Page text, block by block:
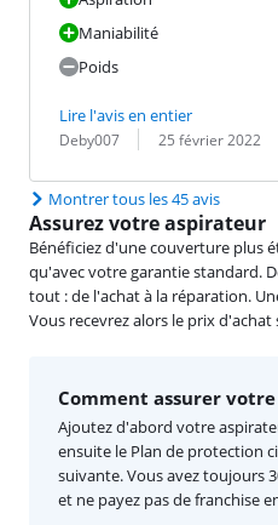
Maniabilité
Poids
Lire l'avis en entier
Évaluation par :
Deby007
Date : 25 février 2022
Montrer tous les 45 avis
Assurez votre aspirateur
Bénéficiez d'une couverture plus
qu'avec votre garantie standard.
tout : de l'achat à la réparation.
Vous recevrez alors le prix
Comment assurer
Ajoutez d'abord votre
ensuite le Plan de protection
suivante. Vous avez toujours
et ne payez pas de franchise